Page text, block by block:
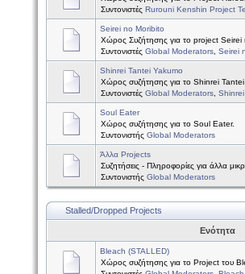
Συντονιστές Rurouni Kenshin Project
Seirei no Moribito
Χώρος Συζήτησης για το project Seirei
Συντονιστές Global Moderators Seirei
Shinrei Tantei Yakumo
Χώρος συζήτησης για το Shinrei
Συντονιστές Global Moderators
Soul Eater
Χώρος συζήτησης για το Soul Eater.
Συντονιστής Global Moderators
Άλλα Projects
Συζητήσεις - Πληροφορίες για άλλα
Συντονιστής Global Moderators
Stalled/Dropped Projects
Ενότητα
Bleach (STALLED)
Χώρος συζήτησης για το Project του